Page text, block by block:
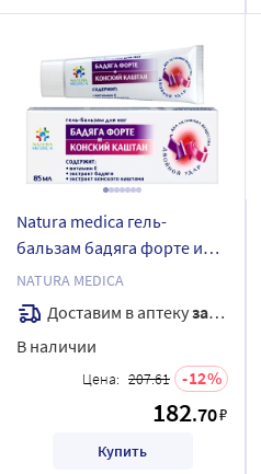
Natura medica гель-
бальзам бадяга форте и
конский каштан 85 мл
NATURA MEDICA
Доставим в аптекузавтра
В наличии
Цена: 207.61 12
182.70₽
Купить